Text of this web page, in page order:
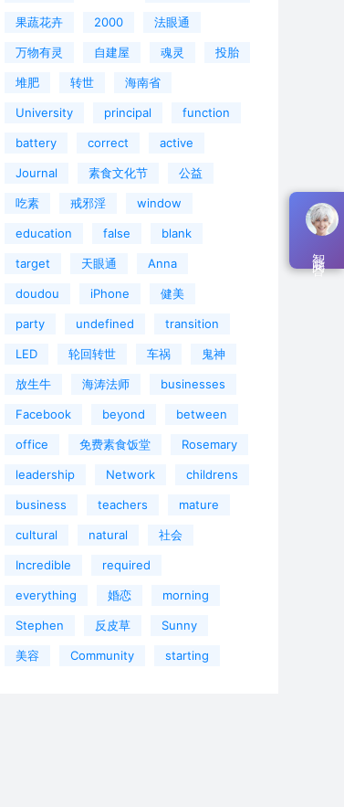
果蔬花卉 2000 法眼通
万物有灵 自建屋 魂灵 投胎
堆肥 转世 海南省
University principal function
battery correct active
Journal 素食文化节 公益
吃素 戒邪淫 window
education false blank
target 天眼通 Anna
doudou iPhone 健美
party undefined transition
LED 轮回转世 车祸 鬼神
放生牛 海涛法师 businesses
Facebook beyond between
office 免费素食饭堂 Rosemary
leadership Network childrens
business teachers mature
cultural natural 社会
Incredible required
everything 婚恋 morning
Stephen 反皮草 Sunny
美容 Community starting